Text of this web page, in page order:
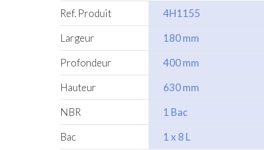
Ref. Produit
4H1155
Largeur
180 mm
Profondeur
400 mm
Hauteur
630 mm
NBR
1 Bac
Bac
1 x 8 L